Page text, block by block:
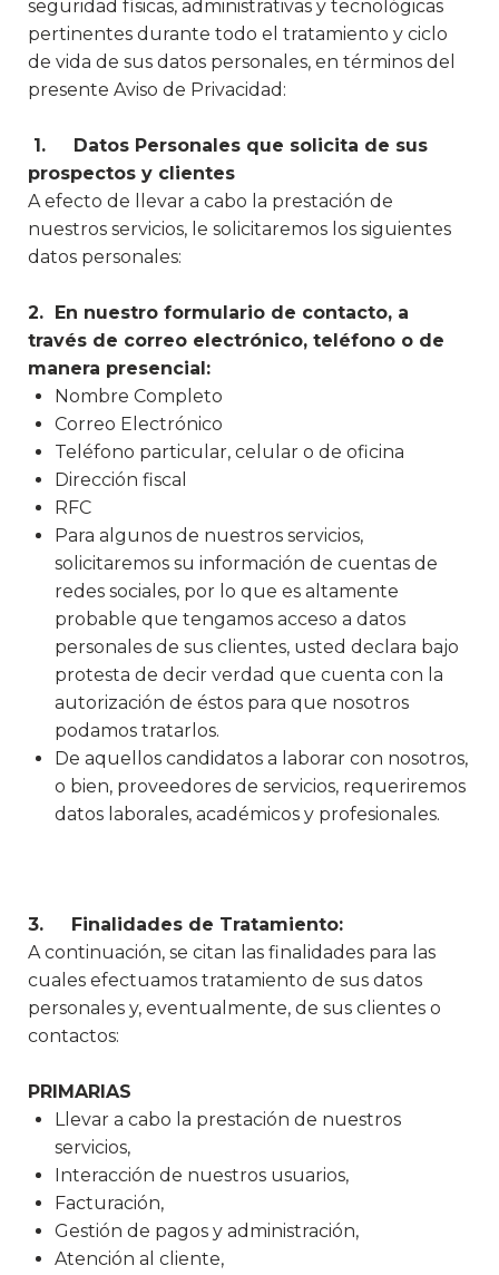
seguridad físicas, administrativas y tecnológicas
pertinentes durante todo el tratamiento y ciclo
de vida de sus datos personales, en términos del
presente Aviso de Privacidad:
1. Datos Personales que solicita de sus
prospectos y clientes
A efecto de llevar a cabo la prestación de
nuestros servicios, le solicitaremos los siguientes
datos personales:
2. En nuestro formulario de contacto, a
través de correo electrónico, teléfono o de
manera presencial:
Nombre Completo
Correo Electrónico
Teléfono particular, celular o de oficina
Dirección fiscal
RFC
Para algunos de nuestros servicios,
solicitaremos su información de cuentas de
redes sociales, por lo que es altamente
probable que tengamos acceso a datos
personales de sus clientes, usted declara bajo
protesta de decir verdad que cuenta con la
autorización de éstos para que nosotros
podamos tratarlos.
De aquellos candidatos a laborar con nosotros,
o bien, proveedores de servicios, requeriremos
datos laborales, académicos y profesionales.
3. Finalidades de Tratamiento:
A continuación, se citan las finalidades para las
cuales efectuamos tratamiento de sus datos
personales y, eventualmente, de sus clientes o
contactos:
PRIMARIAS
Llevar a cabo la prestación de nuestros
servicios,
Interacción de nuestros usuarios,
Facturación,
Gestión de pagos y administración,
Atención al cliente,